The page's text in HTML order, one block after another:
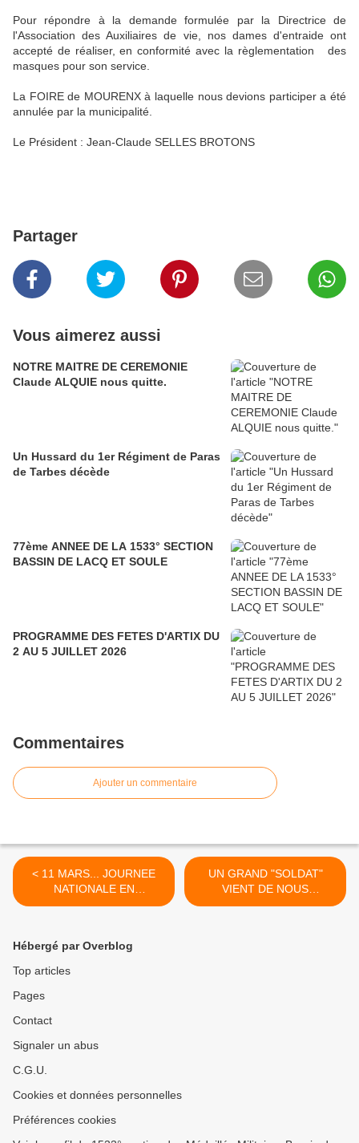
Pour répondre à la demande formulée par la Directrice de
l'Association des Auxiliaires de vie, nos dames d'entraide ont
accepté de réaliser, en conformité avec la règlementation des
masques pour son service.
La FOIRE de MOURENX à laquelle nous devions participer a été
annulée par la municipalité.
Le Président : Jean-Claude SELLES BROTONS
Partager
Vous aimerez aussi
NOTRE MAITRE DE CEREMONIE
Claude ALQUIE nous quitte.
Un Hussard du 1er Régiment de Paras
de Tarbes décède
77ème ANNEE DE LA 1533° SECTION
BASSIN DE LACQ ET SOULE
PROGRAMME DES FETES D'ARTIX DU
2 AU 5 JUILLET 2026
Commentaires
Ajouter un commentaire
< 11 MARS... JOURNEE
NATIONALE EN
HOMMAGE AUX VICTIMES
UN GRAND "SOLDAT"
VIENT DE NOUS
QUITTER..LE DOCTEUR
Hébergé par Overblog
Top articles
Pages
Contact
Signaler un abus
C.G.U.
Cookies et données personnelles
Préférences cookies